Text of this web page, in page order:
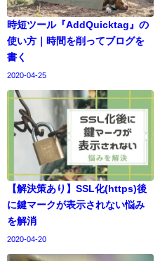
時短ツール『AddQuicktag』の
使い方｜時間を削ってブログを
書く
2020-04-25
【解決策あり】SSL化(https)後
に鍵マークが表示されない悩み
を解消
2020-04-20